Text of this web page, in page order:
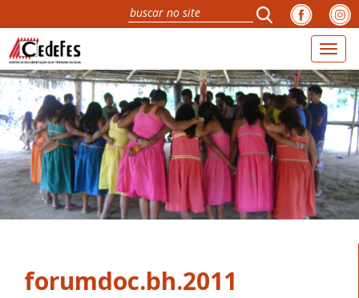
forumdoc.bh.2011